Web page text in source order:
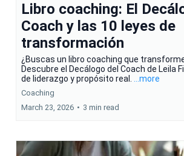
Libro coaching: El
Coach y las 10 leyes de
transformación
¿Buscas un libro coaching que
Descubre el Decálogo del Coach de Leila
de liderazgo y propósito real. ...more
Coaching
March 23, 2026 • 3 min read